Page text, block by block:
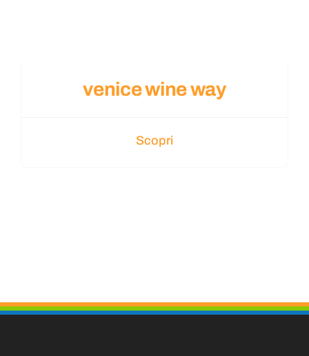
venice wine way
Scopri